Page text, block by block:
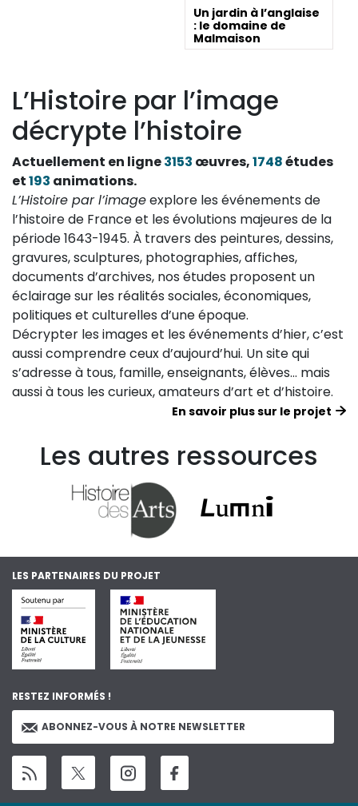
Un jardin à l’anglaise
: le domaine de
Malmaison
L’Histoire par l’image
décrypte l’histoire
Actuellement en ligne3153 œuvres,1748études
et193 animations.
L’Histoire par l’imageexplore les événements de
l’histoire de France et les évolutions majeures de la
période 1643-1945. À travers des peintures, dessins,
gravures, sculptures, photographies, affiches,
documents d’archives, nos études proposent un
éclairage sur les réalités sociales, économiques,
politiques et culturelles d’une époque.
Décrypter les images et les événements d’hier, c’est
aussi comprendre ceux d’aujourd’hui. Un site qui
s’adresse à tous, famille, enseignants, élèves… mais
aussi à tous les curieux, amateurs d’art et d’histoire.
En savoir plus sur le projet
Les autres ressources
LES PARTENAIRES DU PROJET
RESTEZ INFORMÉS !
ABONNEZ-VOUS À NOTRE NEWSLETTER